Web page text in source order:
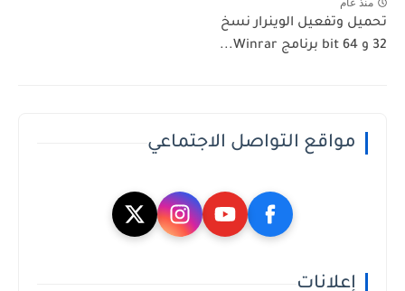
وتفعيل الوينرار نسخ
مواقع التواصل الاجتماعي
إعلانات